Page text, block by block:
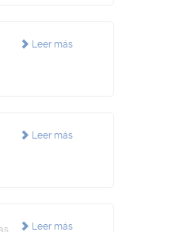
Leer más
Leer más
Leer más